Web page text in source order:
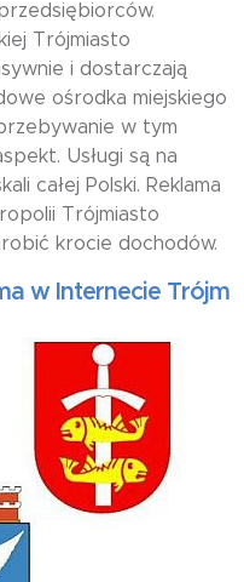
Trójmiasto
i dostarczają
ośrodka miejskiego
w tym
Usługi są na
całej Polski. Reklama
Trójmiasto
krocie dochodów.
Trójmiasto